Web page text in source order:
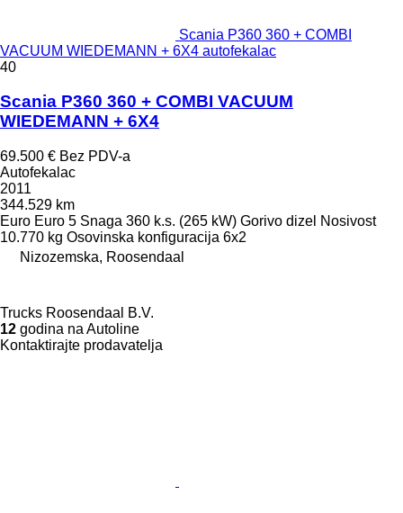
Scania P360 360 + COMBI
VACUUM WIEDEMANN + 6X4 autofekalac
40
Scania P360 360 + COMBI VACUUM
WIEDEMANN + 6X4
69.500 € Bez PDV-a
Autofekalac
2011
344.529 km
Euro Euro 5 Snaga 360 k.s. (265 kW) Gorivo dizel Nosivost
10.770 kg Osovinska konfiguracija 6x2
Nizozemska, Roosendaal
Trucks Roosendaal B.V.
12 godina na Autoline
Kontaktirajte prodavatelja